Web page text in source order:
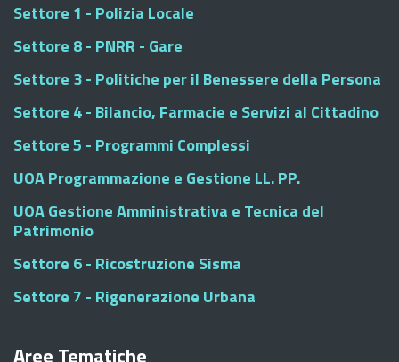
Settore 1 - Polizia Locale
Settore 8 - PNRR - Gare
Settore 3 - Politiche per il Benessere della Persona
Settore 4 - Bilancio, Farmacie e Servizi al Cittadino
Settore 5 - Programmi Complessi
UOA Programmazione e Gestione LL. PP.
UOA Gestione Amministrativa e Tecnica del
Patrimonio
Settore 6 - Ricostruzione Sisma
Settore 7 - Rigenerazione Urbana
Aree Tematiche